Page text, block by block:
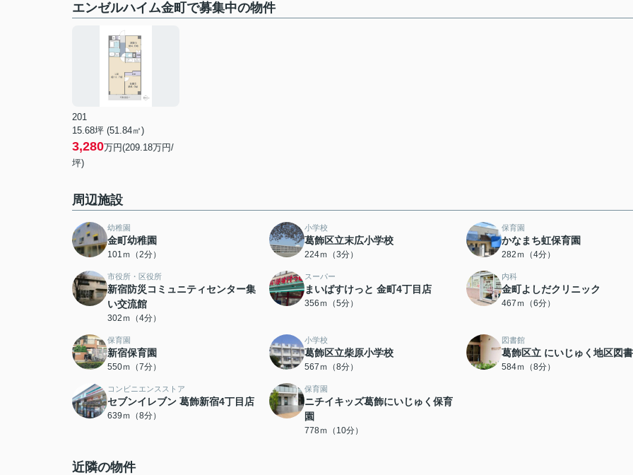
エンゼルハイム金町で募集中の物件
201
15.68坪 (51.84㎡)
3,280万円(209.18万円/
坪)
周辺施設
幼稚園
金町幼稚園
101ｍ（2分）
小学校
葛飾区立末広小学校
224ｍ（3分）
保育園
かなまち虹保育園
282ｍ（4分）
市役所・区役所
新宿防災コミュニティセンター集
い交流館
302ｍ（4分）
スーパー
まいばすけっと 金町4丁目店
356ｍ（5分）
内科
金町よしだクリニック
467ｍ（6分）
保育園
新宿保育園
550ｍ（7分）
小学校
葛飾区立柴原小学校
567ｍ（8分）
図書館
葛飾区立 にいじゅく地区図
584ｍ（8分）
コンビニエンスストア
セブンイレブン 葛飾新宿4丁目店
639ｍ（8分）
保育園
ニチイキッズ葛飾にいじゅく保育
園
778ｍ（10分）
近隣の物件